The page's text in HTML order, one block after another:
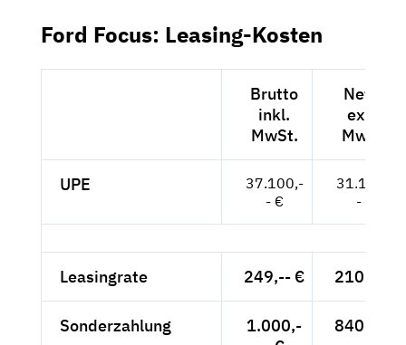
Ford Focus: Leasing-Kosten
Brutto
inkl.
MwSt.
Netto
exkl.
MwSt.
UPE
37.100,-
- €
31.176,-
- €
Leasingrate 249,-- € 210,-- €
Sonderzahlung
1.000,-
840,-- €